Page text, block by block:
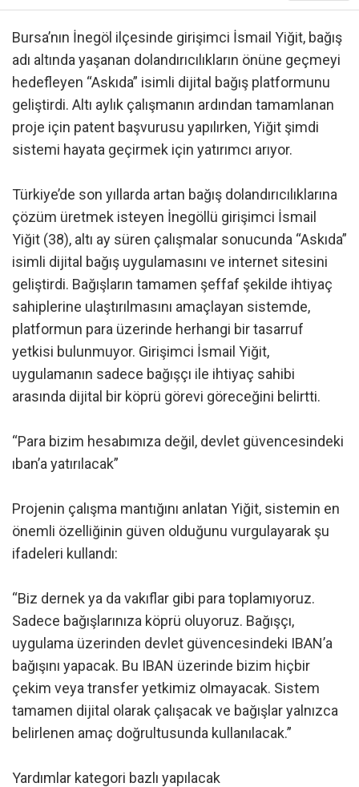
Bursa’nın İnegöl ilçesinde girişimci İsmail Yiğit, bağış
adı altında yaşanan dolandırıcılıkların önüne geçmeyi
hedefleyen “Askıda” isimli dijital bağış platformunu
geliştirdi. Altı aylık çalışmanın ardından tamamlanan
proje için patent başvurusu yapılırken, Yiğit şimdi
sistemi hayata geçirmek için yatırımcı arıyor.
Türkiye’de son yıllarda artan bağış dolandırıcılıklarına
çözüm üretmek isteyen İnegöllü girişimci İsmail
Yiğit (38), altı ay süren çalışmalar sonucunda “Askıda”
isimli dijital bağış uygulamasını ve internet sitesini
geliştirdi. Bağışların tamamen şeffaf şekilde ihtiyaç
sahiplerine ulaştırılmasını amaçlayan sistemde,
platformun para üzerinde herhangi bir tasarruf
yetkisi bulunmuyor. Girişimci İsmail Yiğit,
uygulamanın sadece bağışçı ile ihtiyaç sahibi
arasında dijital bir köprü görevi göreceğini belirtti.
“Para bizim hesabımıza değil, devlet güvencesindeki
ıban’a yatırılacak”
Projenin çalışma mantığını anlatan Yiğit, sistemin en
önemli özelliğinin güven olduğunu vurgulayarak şu
ifadeleri kullandı:
“Biz dernek ya da vakıflar gibi para toplamıyoruz.
Sadece bağışlarınıza köprü oluyoruz. Bağışçı,
uygulama üzerinden devlet güvencesindeki IBAN’a
bağışını yapacak. Bu IBAN üzerinde bizim hiçbir
çekim veya transfer yetkimiz olmayacak. Sistem
tamamen dijital olarak çalışacak ve bağışlar yalnızca
belirlenen amaç doğrultusunda kullanılacak.”
Yardımlar kategori bazlı yapılacak